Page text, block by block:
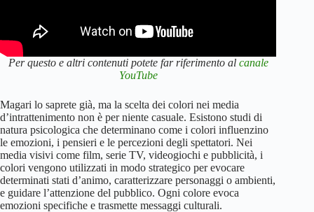
Per questo e altri contenuti potete far riferimento al canale
YouTube
Magari lo saprete già, ma la scelta dei colori nei media
d’intrattenimento non è per niente casuale. Esistono studi di
natura psicologica che determinano come i colori influenzino
le emozioni, i pensieri e le percezioni degli spettatori. Nei
media visivi come film, serie TV, videogiochi e pubblicità, i
colori vengono utilizzati in modo strategico per evocare
determinati stati d’animo, caratterizzare personaggi o ambienti,
e guidare l’attenzione del pubblico. Ogni colore evoca
emozioni specifiche e trasmette messaggi culturali.